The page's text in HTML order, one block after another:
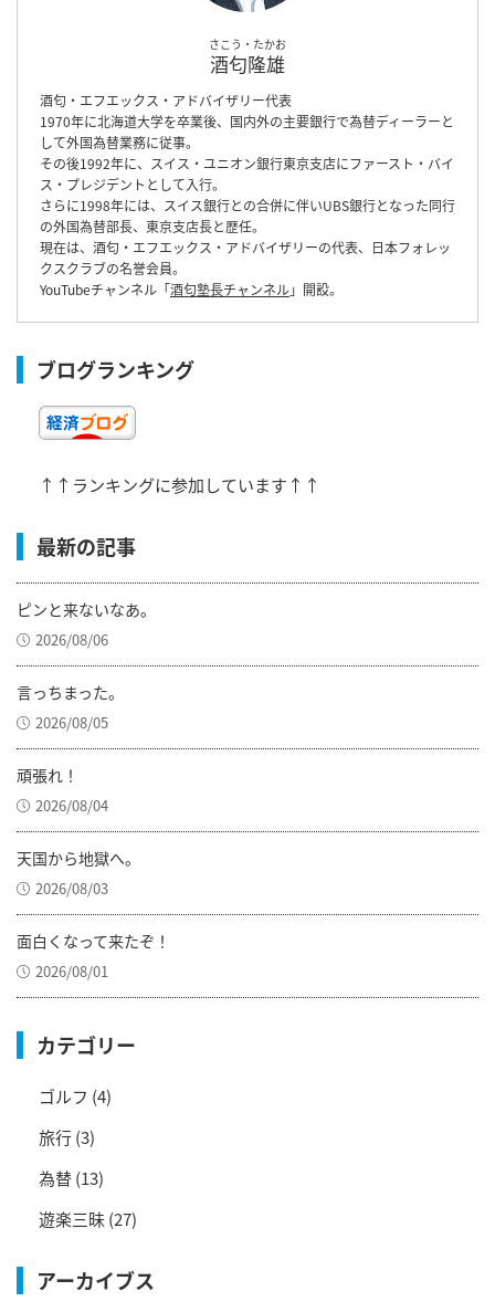
さこう・たかお
酒匂隆雄
酒匂・エフエックス・アドバイザリー代表
1970年に北海道大学を卒業後、国内外の主要銀行で為替ディーラーと
して外国為替業務に従事。
その後1992年に、スイス・ユニオン銀行東京支店にファースト・バイ
ス・プレジデントとして入行。
さらに1998年には、スイス銀行との合併に伴いUBS銀行となった同行
の外国為替部長、東京支店長と歴任。
現在は、酒匂・エフエックス・アドバイザリーの代表、日本フォレッ
クスクラブの名誉会員。
YouTubeチャンネル「酒匂塾長チャンネル」開設。
ブログランキング
↑↑ランキングに参加しています↑↑
最新の記事
ピンと来ないなあ。
2026/08/06
言っちまった。
2026/08/05
頑張れ！
2026/08/04
天国から地獄へ。
2026/08/03
面白くなって来たぞ！
2026/08/01
カテゴリー
ゴルフ (4)
旅行(3)
為替(13)
遊楽三昧(27)
アーカイブス